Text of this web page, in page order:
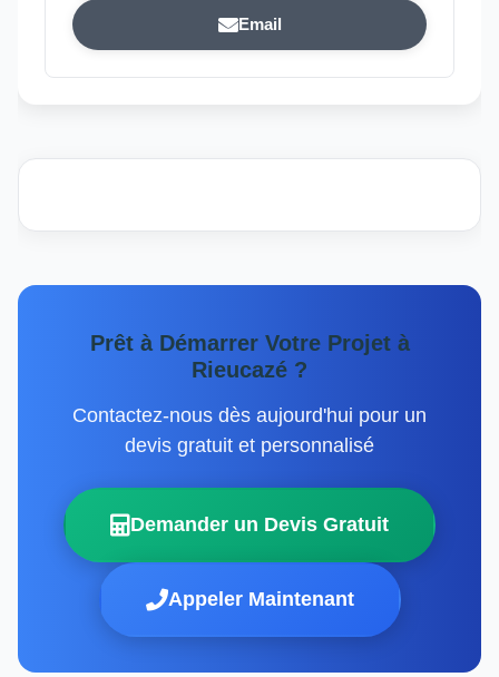
Email
Prêt à Démarrer Votre Projet à
Rieucazé ?
Contactez-nous dès aujourd'hui pour un
devis gratuit et personnalisé
Demander un Devis Gratuit
Appeler Maintenant